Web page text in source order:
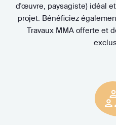
d'œuvre, paysagiste) idéal
projet. Bénéficiez
Travaux MMA offerte et